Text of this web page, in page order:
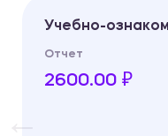
Учебно-
Отчет
2600.00 ₽